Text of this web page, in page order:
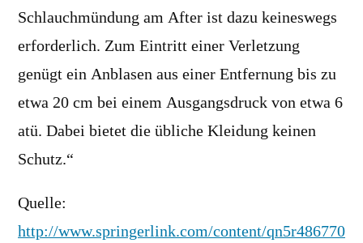
Schlauchmündung am After ist dazu keineswegs
erforderlich. Zum Eintritt einer Verletzung
genügt ein Anblasen aus einer Entfernung bis zu
etwa 20 cm bei einem Ausgangsdruck von etwa 6
atü. Dabei bietet die übliche Kleidung keinen
Schutz.“
Quelle:
http://www.springerlink.com/content/qn5r486770